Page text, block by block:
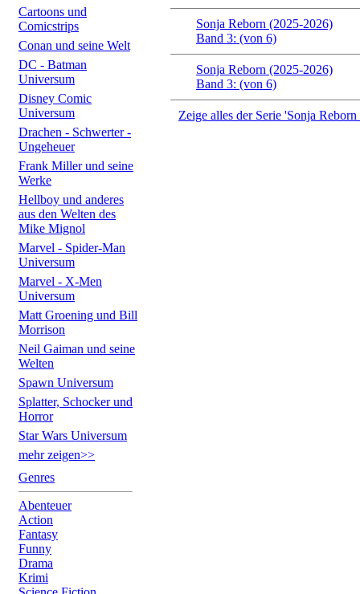
Cartoons und
Comicstrips
Conan und seine Welt
DC - Batman
Universum
Disney Comic
Universum
Drachen - Schwerter -
Ungeheuer
Frank Miller und seine
Werke
Hellboy und anderes
aus den Welten des
Mike Mignol
Marvel - Spider-Man
Universum
Marvel - X-Men
Universum
Matt Groening und Bill
Morrison
Neil Gaiman und seine
Welten
Spawn Universum
Splatter, Schocker und
Horror
Star Wars Universum
mehr zeigen>>
Genres
Abenteuer
Action
Fantasy
Funny
Drama
Krimi
Sonja Reborn (2025-2026)
Band 3: (von 6)
Sonja Reborn (2025-2026)
Band 3: (von 6)
Zeige alles der Serie 'Sonja